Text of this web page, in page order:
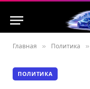
Главная » Политика »
ПОЛИТИКА